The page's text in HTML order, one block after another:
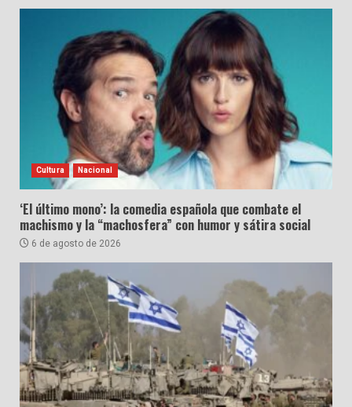
Cultura Nacional
‘El último mono’: la comedia española que combate el
machismo y la “machosfera” con humor y sátira social
6 de agosto de 2026